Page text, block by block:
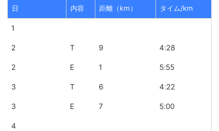
日 内容 距離（km） タイム/km
1
2 T 9 4ː28
2 E 1 5ː55
3 T 6 4ː22
3 E 7 5ː00
4